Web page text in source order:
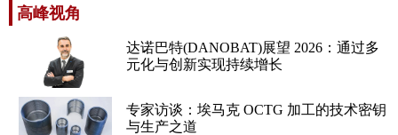
高峰视角
达诺巴特(DANOBAT)展望 2026：通过多
元化与创新实现持续增长
专家访谈：埃马克 OCTG 加工的技术密钥
与生产之道